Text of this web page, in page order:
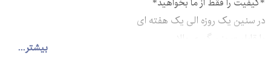
بیشتر...
در سنین یک روزه الی یک هفته ای
با قابلیت وزن گیری بالا